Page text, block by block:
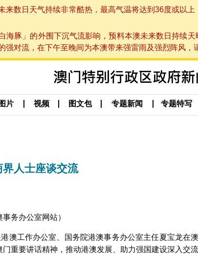
来数日天气持续非常酷热，最高气温将达到36度或以
海豚」的外围下沉气流影响，预料本澳未来数日持续
强对流，在下午至晚间为本澳带来强雷雨及强烈阵风
图片 视频 图文包 专题新闻 专题特写
人士座谈交流
事务办公室网站）
澳工作办公室、国务院港澳事务办公室主任夏宝龙在
重要讲话精神，推动港澳发展、助力强国建设深入交流